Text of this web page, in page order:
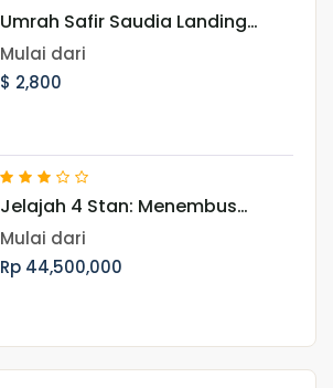
Umrah Safir Saudia Landing
Jeddah 21 Desember 2026
Mulai dari
$ 2,800
Jelajah 4 Stan: Menembus
Keindahan Asia Tengah dan
Jejak Peradaban Islam Periode
September
Mulai dari
Rp 44,500,000